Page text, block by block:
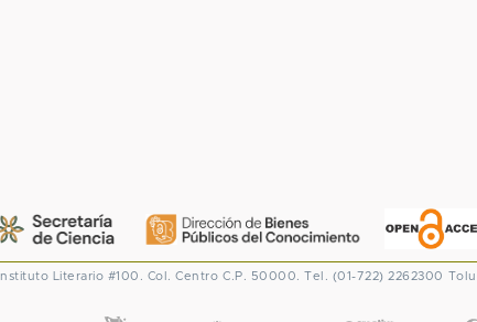
Instituto Literario #100. Col. Centro C.P. 50000. Tel. (01-722) 2262300